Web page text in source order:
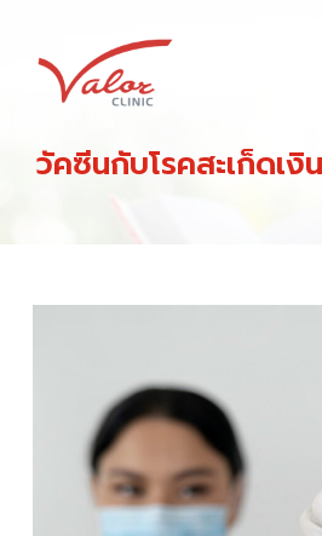
วัคซีนกับโรคสะเก็ดเ